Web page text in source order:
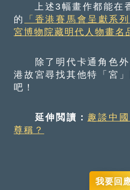
上述3幅畫作都能在
的
「香港賽馬會呈獻系
宮博物院藏明代人物畫名
除了明代卡通角色外
港故宮尋找其他特「宮
吧！
延伸閲讀： 趣談中
尊稱？
我要回